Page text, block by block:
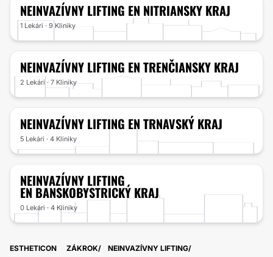
NEINVAZÍVNY LIFTING EN NITRIANSKY KRAJ
1 Lekári · 9 Kliniky
NEINVAZÍVNY LIFTING EN TRENČIANSKY KRAJ
2 Lekári · 7 Kliniky
NEINVAZÍVNY LIFTINGEN TRNAVSKÝ KRAJ
5 Lekári · 4 Kliniky
NEINVAZÍVNY LIFTING
EN BANSKOBYSTRICKÝ KRAJ
0 Lekári · 4 Kliniky
ESTHETICON ZÁKROK NEINVAZÍVNY LIFTING